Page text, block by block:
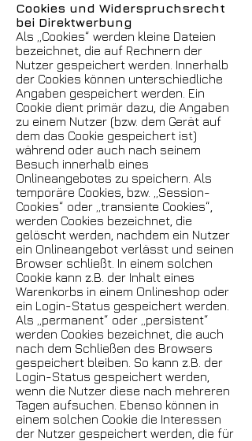
Cookies und Widerspruchsrecht
bei Direktwerbung
Als „Cookies“ werden kleine Dateien
bezeichnet, die auf Rechnern der
Nutzer gespeichert werden. Innerhalb
der Cookies können unterschiedliche
Angaben gespeichert werden. Ein
Cookie dient primär dazu, die Angaben
zu einem Nutzer (bzw. dem Gerät auf
dem das Cookie gespeichert ist)
während oder auch nach seinem
Besuch innerhalb eines
Onlineangebotes zu speichern. Als
temporäre Cookies, bzw. „Session-
Cookies“ oder „transiente Cookies“,
werden Cookies bezeichnet, die
gelöscht werden, nachdem ein Nutzer
ein Onlineangebot verlässt und seinen
Browser schließt. In einem solchen
Cookie kann z.B. der Inhalt eines
Warenkorbs in einem Onlineshop oder
ein Login-Status gespeichert werden.
Als „permanent“ oder „persistent“
werden Cookies bezeichnet, die auch
nach dem Schließen des Browsers
gespeichert bleiben. So kann z.B. der
Login-Status gespeichert werden,
wenn die Nutzer diese nach mehreren
Tagen aufsuchen. Ebenso können in
einem solchen Cookie die Interessen
der Nutzer gespeichert werden, die für